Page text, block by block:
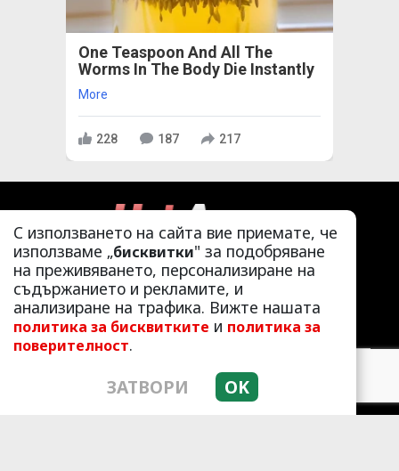
One Teaspoon And All The
Worms In The Body Die Instantly
More
228 187 217
С използването на сайта вие приемате, че
използваме „бисквитки" за подобряване
на преживяването, персонализиране на
съдържанието и рекламите, и
анализиране на трафика. Вижте нашата
политика за бисквитките и политика за
поверителност.
ЗАТВОРИ OK
ЛАЙФСТАЙЛ
ЛЮБОПИТНО